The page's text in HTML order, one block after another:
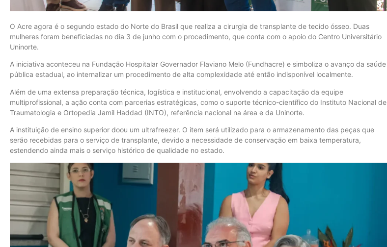
O Acre agora é o segundo estado do Norte do Brasil que realiza a cirurgia de transplante de tecido ósseo. Duas
mulheres foram beneficiadas no dia 3 de junho com o procedimento, que conta com o apoio do Centro Universitário
Uninorte.
A iniciativa aconteceu na Fundação Hospitalar Governador Flaviano Melo (Fundhacre) e simboliza o avanço da saúde
pública estadual, ao internalizar um procedimento de alta complexidade até então indisponível localmente.
Além de uma extensa preparação técnica, logística e institucional, envolvendo a capacitação da equipe
multiprofissional, a ação conta com parcerias estratégicas, como o suporte técnico-científico do Instituto Nacional de
Traumatologia e Ortopedia Jamil Haddad (INTO), referência nacional na área e da Uninorte.
A instituição de ensino superior doou um ultrafreezer. O item será utilizado para o armazenamento das peças que
serão recebidas para o serviço de transplante, devido a necessidade de conservação em baixa temperatura,
estendendo ainda mais o serviço histórico de qualidade no estado.